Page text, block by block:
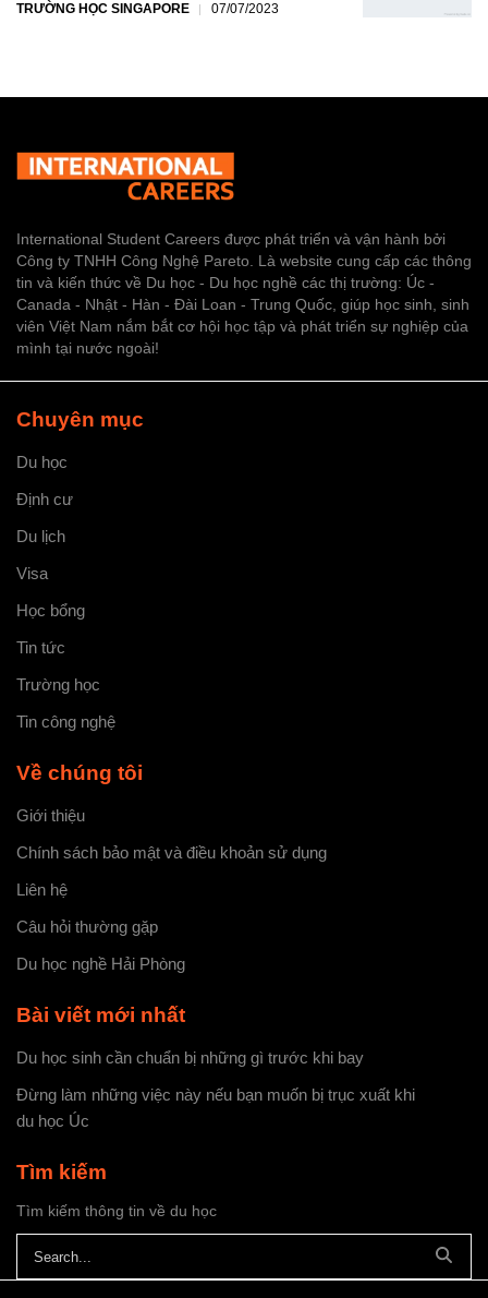
TRƯỜNG HỌC SINGAPORE 07/07/2023
International Student Careers được phát triển và vận hành bởi
Công ty TNHH Công Nghệ Pareto. Là website cung cấp các thông
tin và kiến thức về Du học - Du học nghề các thị trường: Úc -
Canada - Nhật - Hàn - Đài Loan - Trung Quốc, giúp học sinh, sinh
viên Việt Nam nắm bắt cơ hội học tập và phát triển sự nghiệp của
mình tại nước ngoài!
Chuyên mục
Du học
Định cư
Du lịch
Visa
Học bổng
Tin tức
Trường học
Tin công nghệ
Về chúng tôi
Giới thiệu
Chính sách bảo mật và điều khoản sử dụng
Liên hệ
Câu hỏi thường gặp
Du học nghề Hải Phòng
Bài viết mới nhất
Du học sinh cần chuẩn bị những gì trước khi bay
Đừng làm những việc này nếu bạn muốn bị trục xuất khi
du học Úc
Tìm kiếm
Tìm kiếm thông tin về du học